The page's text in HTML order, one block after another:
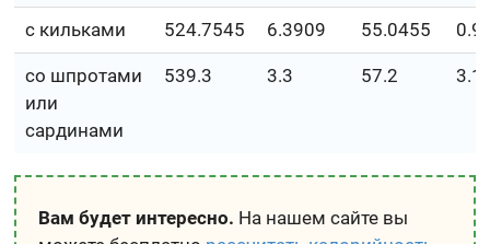
с кильками 524.7545 6.3909 55.0455
со шпротами
или
сардинами
539.3 3.3 57.2 3.1
Вам будет интересно. На нашем сайте вы